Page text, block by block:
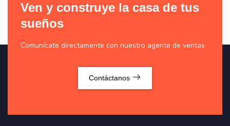
Ven y construye la casa de tus
sueños
Comunícate directamente con nuestro agente de ventas
Contáctanos